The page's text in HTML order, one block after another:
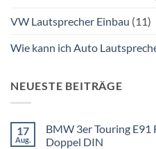
VW Lautsprecher Einbau (11)
Wie kann ich Auto
NEUESTE BEITRÄGE
17
Aug.
BMW 3er Touring E91
Doppel DIN